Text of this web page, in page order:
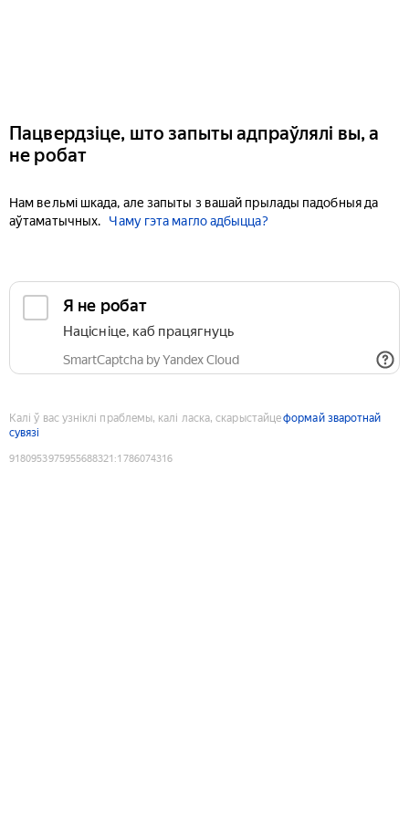
Пацвердзіце, што запыты адпраўлялі вы, а
не робат
Нам вельмі шкада, але запыты з вашай прылады падобныя да
аўтаматычных.
Чаму гэта магло адбыцца?
Я не робат
Націсніце, каб працягнуць
SmartCaptcha by Yandex Cloud
Калі ў вас узніклі праблемы, калі ласка, скарыстайцеформай зваротнай
сувязі
9180953975955688321 :1786074316